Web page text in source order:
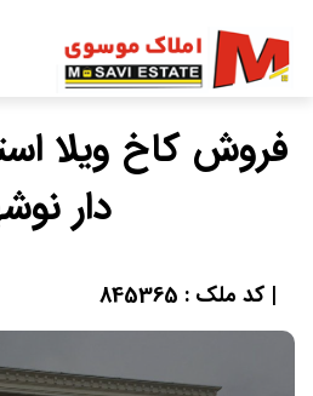
فروش کاخ ویلا
دار
| کد ملک : 845365